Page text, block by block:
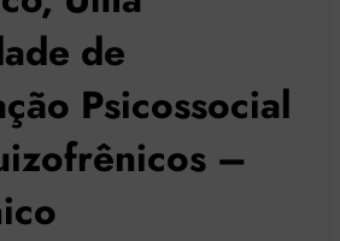
de
Psicossocial
–